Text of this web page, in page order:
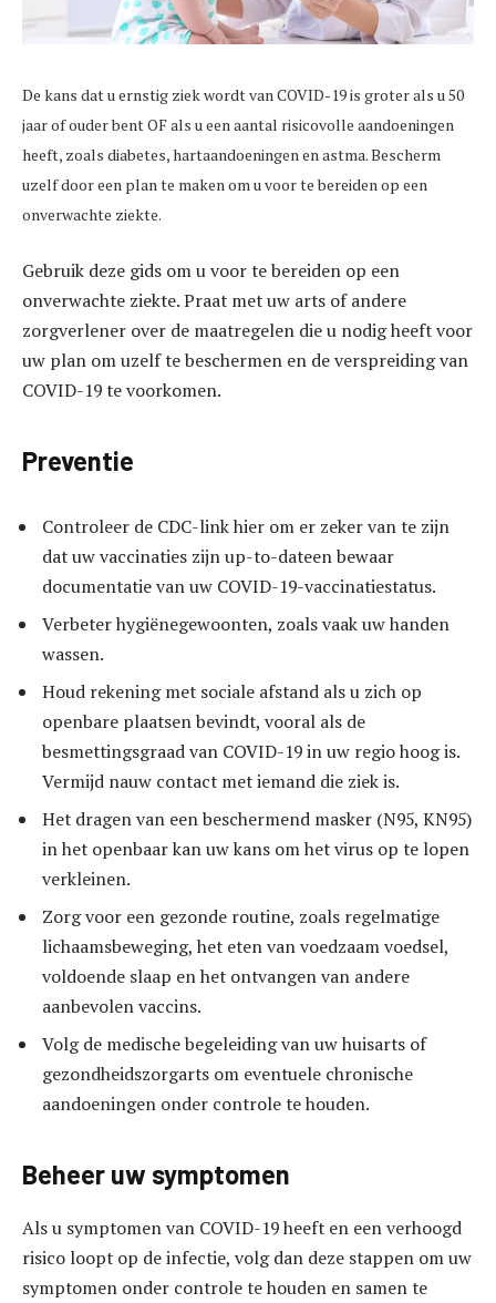
De kans dat u ernstig ziek wordt van COVID-19 is groter als u 50
jaar of ouder bent OF als u een aantal risicovolle aandoeningen
heeft, zoals diabetes, hartaandoeningen en astma. Bescherm
uzelf door een plan te maken om u voor te bereiden op een
onverwachte ziekte.
Gebruik deze gids om u voor te bereiden op een
onverwachte ziekte. Praat met uw arts of andere
zorgverlener over de maatregelen die u nodig heeft voor
uw plan om uzelf te beschermen en de verspreiding van
COVID-19 te voorkomen.
Preventie
Controleer de CDC-link hier om er zeker van te zijn
dat uw vaccinaties zijn up-to-dateen bewaar
documentatie van uw COVID-19-vaccinatiestatus.
Verbeter hygiënegewoonten, zoals vaak uw handen
wassen.
Houd rekening met sociale afstand als u zich op
openbare plaatsen bevindt, vooral als de
besmettingsgraad van COVID-19 in uw regio hoog is.
Vermijd nauw contact met iemand die ziek is.
Het dragen van een beschermend masker (N95, KN95)
in het openbaar kan uw kans om het virus op te lopen
verkleinen.
Zorg voor een gezonde routine, zoals regelmatige
lichaamsbeweging, het eten van voedzaam voedsel,
voldoende slaap en het ontvangen van andere
aanbevolen vaccins.
Volg de medische begeleiding van uw huisarts of
gezondheidszorgarts om eventuele chronische
aandoeningen onder controle te houden.
Beheer uw symptomen
Als u symptomen van COVID-19 heeft en een verhoogd
risico loopt op de infectie, volg dan deze stappen om uw
symptomen onder controle te houden en samen te